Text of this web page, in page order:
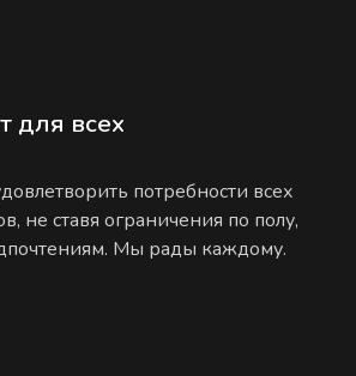
для всех
потребности всех
не ставя ограничения по полу,
Мы рады каждому.